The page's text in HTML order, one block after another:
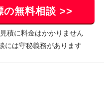
の無料相談 >>
積に料金はかかりません
には守秘義務があります